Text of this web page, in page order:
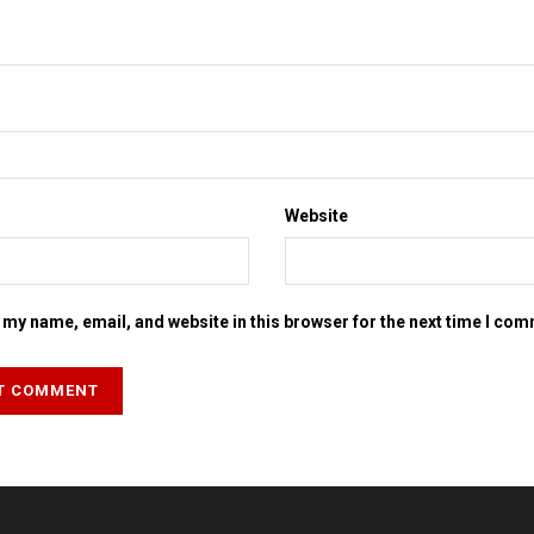
Website
my name, email, and website in this browser for the next time I